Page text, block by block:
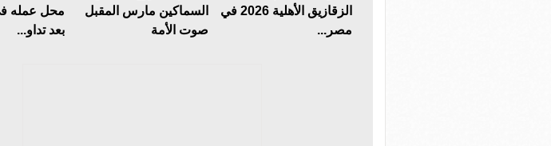
الزقازيق الأهلية 2026 في
مصر...
السماكين مارس المقبل
صوت الأمة
محل عمله
بعد تداو...